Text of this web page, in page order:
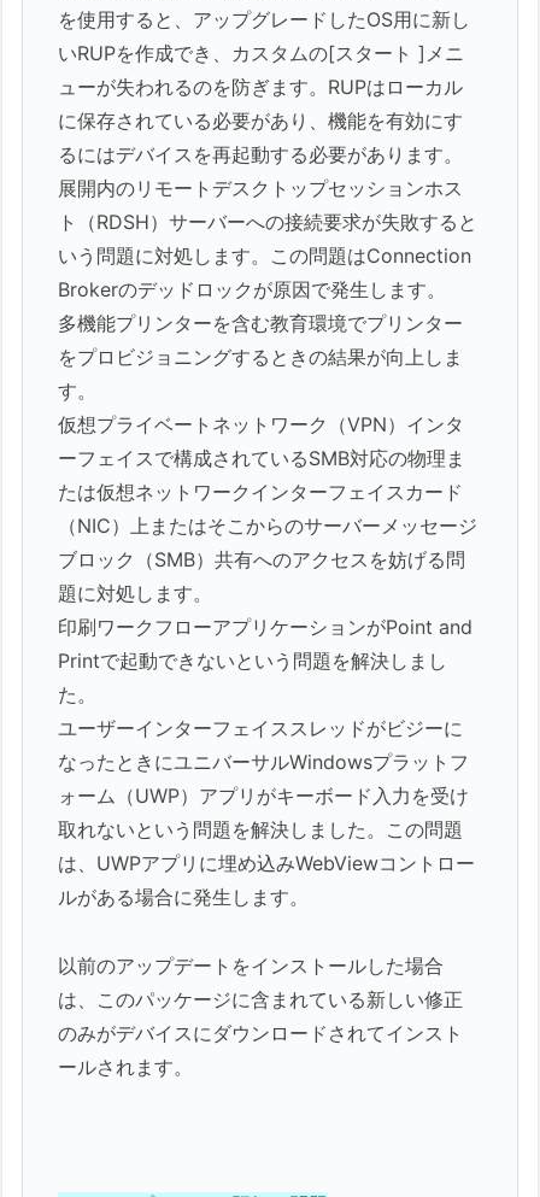
を使用すると、アップグレードしたOS用に新し
いRUPを作成でき、カスタムの[スタート ]メニ
ューが失われるのを防ぎます。RUPはローカル
に保存されている必要があり、機能を有効にす
るにはデバイスを再起動する必要があります。
展開内のリモートデスクトップセッションホス
ト（RDSH）サーバーへの接続要求が失敗すると
いう問題に対処します。この問題はConnection
Brokerのデッドロックが原因で発生します。
多機能プリンターを含む教育環境でプリンター
をプロビジョニングするときの結果が向上しま
す。
仮想プライベートネットワーク（VPN）インタ
ーフェイスで構成されているSMB対応の物理ま
たは仮想ネットワークインターフェイスカード
（NIC）上またはそこからのサーバーメッセージ
ブロック（SMB）共有へのアクセスを妨げる問
題に対処します。
印刷ワークフローアプリケーションがPoint and
Printで起動できないという問題を解決しまし
た。
ユーザーインターフェイススレッドがビジーに
なったときにユニバーサルWindowsプラットフ
ォーム（UWP）アプリがキーボード入力を受け
取れないという問題を解決しました。この問題
は、UWPアプリに埋め込みWebViewコントロー
ルがある場合に発生します。
以前のアップデートをインストールした場合
は、このパッケージに含まれている新しい修正
のみがデバイスにダウンロードされてインスト
ールされます。